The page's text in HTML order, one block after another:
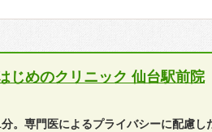
じめのクリニック 仙台駅前院
。専門医によるプライバシーに配慮し